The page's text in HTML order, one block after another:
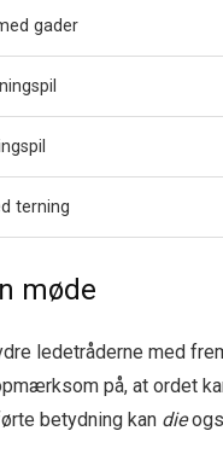
gader
terning
møde
ledetråderne med
på, at ordet
betydning kan die